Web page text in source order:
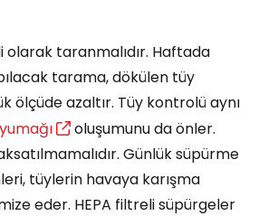
olarak taranmalıdır. Haftada
tarama, dökülen tüy
ölçüde azaltır. Tüy kontrolü aynı
oluşumunu da önler.
Günlük süpürme
tüylerin havaya karışma
eder. HEPA filtreli süpürgeler